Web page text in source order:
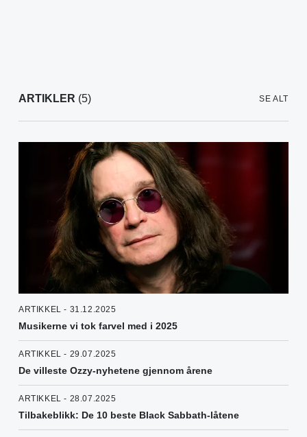
ARTIKLER (5) SE ALT
ARTIKKEL - 31.12.2025
Musikerne vi tok farvel med i 2025
ARTIKKEL - 29.07.2025
De villeste Ozzy-nyhetene gjennom årene
ARTIKKEL - 28.07.2025
Tilbakeblikk: De 10 beste Black Sabbath-låtene